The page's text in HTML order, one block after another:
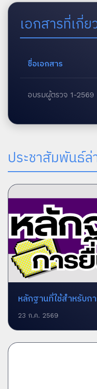
เอกสารที่เกี่ย
ชื่อเอกสาร
อบรมผู้ตรวจ 1-2569
ประชาสัมพันธ์ล่
หลักฐานที่ใช้สำหรับก
23 ก.ค. 2569